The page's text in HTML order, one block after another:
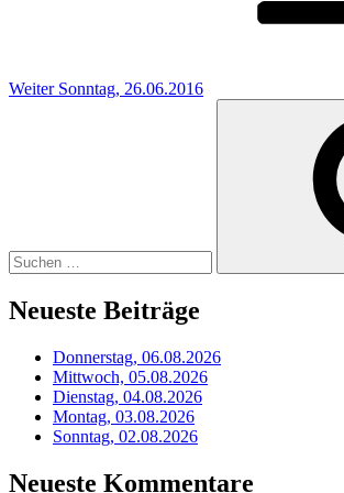
Weiter Sonntag, 26.06.2016
Neueste Beiträge
Donnerstag, 06.08.2026
Mittwoch, 05.08.2026
Dienstag, 04.08.2026
Montag, 03.08.2026
Sonntag, 02.08.2026
Neueste Kommentare